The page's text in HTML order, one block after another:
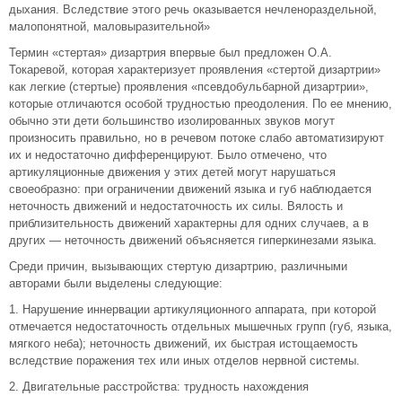
дыхания. Вследствие этого речь оказывается нечленораздельной,
малопонятной, маловыразительной»
Термин «стертая» дизартрия впервые был предложен О.А.
Токаревой, которая характеризует проявления «стертой дизартрии»
как легкие (стертые) проявления «псевдобульбарной дизартрии»,
которые отличаются особой трудностью преодоления. По ее мнению,
обычно эти дети большинство изолированных звуков могут
произносить правильно, но в речевом потоке слабо автоматизируют
их и недостаточно дифференцируют. Было отмечено, что
артикуляционные движения у этих детей могут нарушаться
своеобразно: при ограничении движений языка и губ наблюдается
неточность движений и недостаточность их силы. Вялость и
приблизительность движений характерны для одних случаев, а в
других — неточность движений объясняется гиперкинезами языка.
Среди причин, вызывающих стертую дизартрию, различными
авторами были выделены следующие:
1. Нарушение иннервации артикуляционного аппарата, при которой
отмечается недостаточность отдельных мышечных групп (губ, языка,
мягкого неба); неточность движений, их быстрая истощаемость
вследствие поражения тех или иных отделов нервной системы.
2. Двигательные расстройства: трудность нахождения